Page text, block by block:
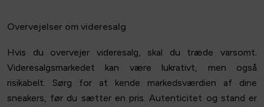
Overvejelser om videresalg
Hvis du overvejer videresalg, skal du træde varsomt.
Videresalgsmarkedet kan være lukrativt, men også
risikabelt. Sørg for at kende markedsværdien af dine
sneakers, før du sætter en pris. Autenticitet og stand er